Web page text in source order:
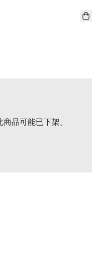
品可能已下架。